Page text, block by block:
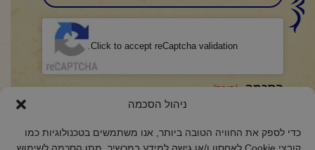
ניהול הסכמה
כדי לספק את החוויה הטובה ביותר, אנו משתמשים בטכנולוגיות כמו
Click to accept reCaptcha validation.
הסכמה (חובה)
אני מאשר/ת כי קראתי והבנתי את